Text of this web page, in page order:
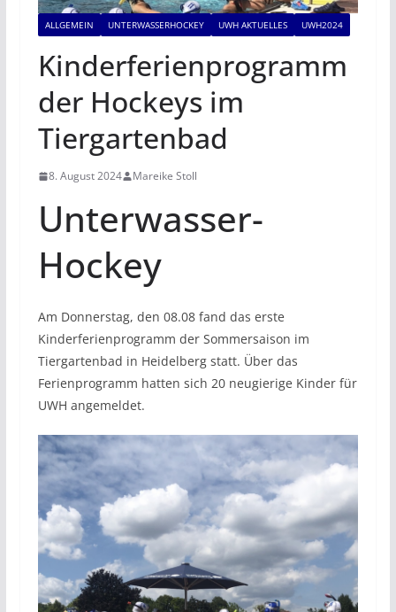
ALLGEMEIN UNTERWASSERHOCKEY UWH AKTUELLES UWH2024
Kinderferienprogramm
der Hockeys im
Tiergartenbad
8. August 2024 Mareike Stoll
Unterwasser-
Hockey
Am Donnerstag, den 08.08 fand das erste
Kinderferienprogramm der Sommersaison im
Tiergartenbad in Heidelberg statt. Über das
Ferienprogramm hatten sich 20 neugierige Kinder für
UWH angemeldet.